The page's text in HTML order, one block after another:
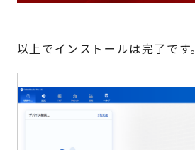
以上でインストールは完了です。